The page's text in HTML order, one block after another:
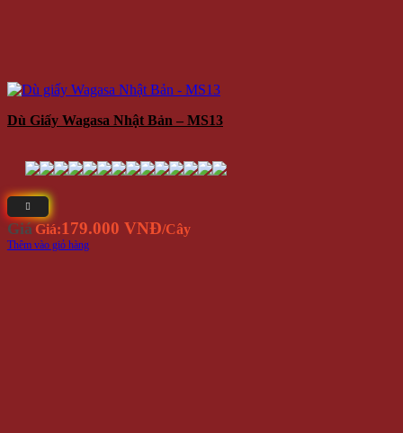
Dù Giấy Wagasa Nhật Bản – MS13
Giá Giá:179.000 VNĐ/Cây
Thêm vào giỏ hàng